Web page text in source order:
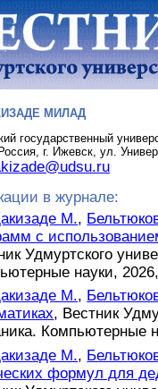
МИЛАД
государственный
г. Ижевск, ул.
в журнале:
М.,
с
Удмуртского
науки,
М.,
, Вестник
Компьютерные
М.,
формул для